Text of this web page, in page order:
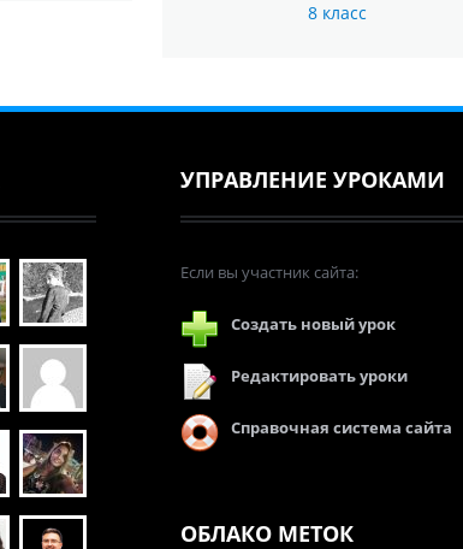
8 класс
УПРАВЛЕНИЕ УРОКАМИ
Если вы участник сайта:
Создать новый урок
Редактировать уроки
Справочная система сайта
ОБЛАКО МЕТОК